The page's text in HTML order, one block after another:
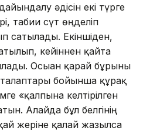
әдісін екі түрге
табиғи сүт өңделіп
сатылады. Екіншіден,
кейіннен қайта
Осыған қарай бұрынғы
бойынша құрғақ
«қалпына келтірілген
Алайда бұл белгінің
жеріне қалай жазылса